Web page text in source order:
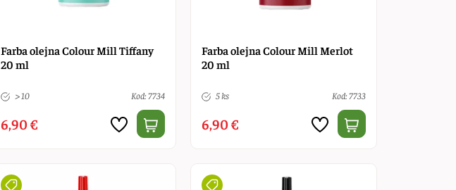
Farba olejna Colour Mill Tiffany
20 ml
> 10 Kod: 7734
6,90 €
Farba olejna Colour Mill Merlot
20 ml
5 ks Kod: 7733
6,90 €